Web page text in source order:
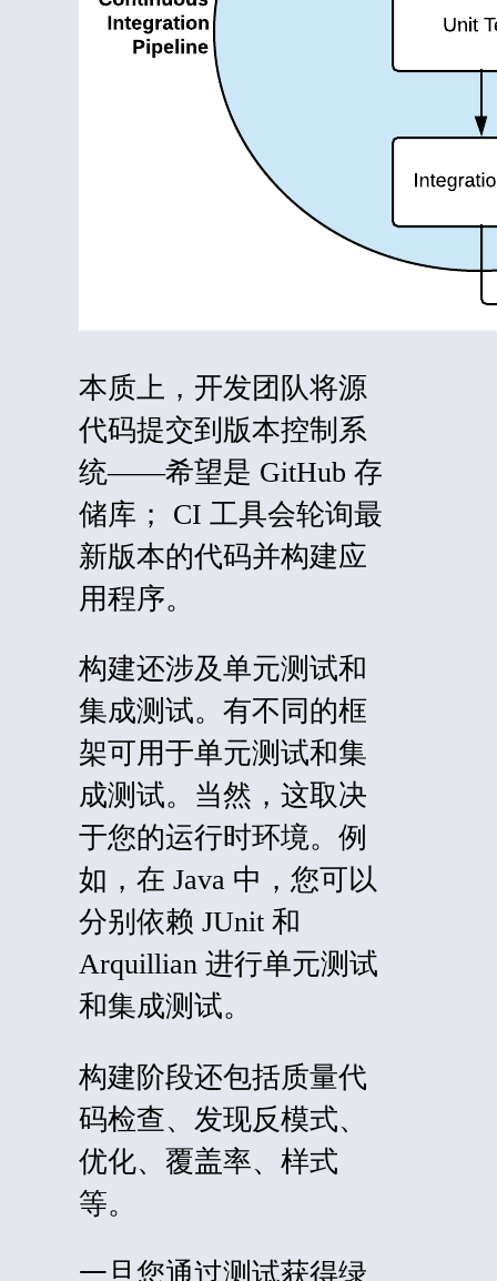
本质上，开发团队将源
代码提交到版本控制系
统——希望是 GitHub 存
储库； CI 工具会轮询最
新版本的代码并构建应
用程序。
构建还涉及单元测试和
集成测试。有不同的框
架可用于单元测试和集
成测试。当然，这取决
于您的运行时环境。例
如，在 Java 中，您可以
分别依赖 JUnit 和
Arquillian 进行单元测试
和集成测试。
构建阶段还包括质量代
码检查、发现反模式、
优化、覆盖率、样式
等。
一旦您通过测试获得绿